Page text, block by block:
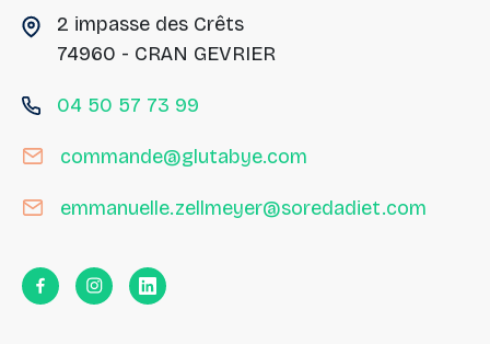
2 impasse des Crêts
74960 - CRAN GEVRIER
04 50 57 73 99
commande@glutabye.com
emmanuelle.zellmeyer@soredadiet.com